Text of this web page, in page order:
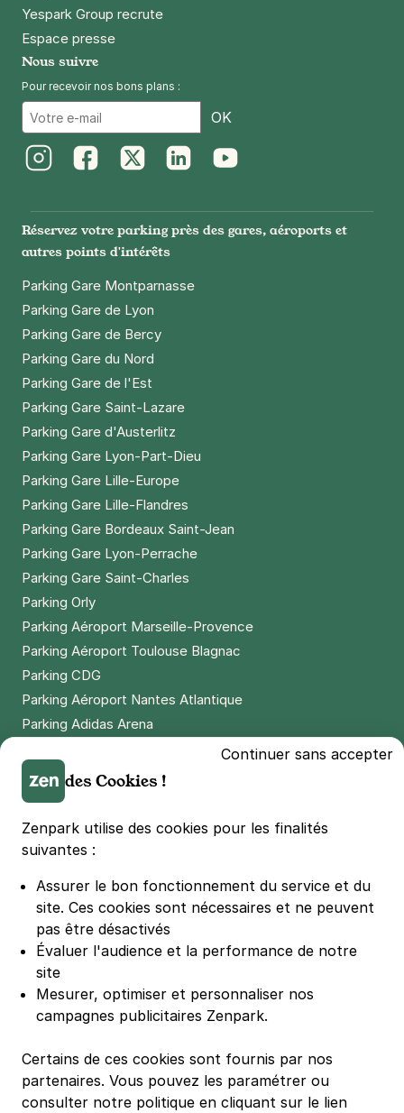
21 rue Duris
3,50 €/heure,25 €/jour,89 €/semaine
Réserver
3 Villa Marces
75011
Réserver
+ Abonnements disponibles
19e
76 avenue Secrétan
75019Paris
4,7(347 avis)
4,50 € /heure ,37 €/jour, 165 €/semaine
Réserver
Paris - Bastille - Roquette Extérieur
33 rue de la Roquette
4 € /heure, 32 €/jour,
+ Abonnements disponibles
Paris - Bastille - Roquette Intérieur
4 €/heure,32 €/jour,100 €/semaine
Réserver
+ Abonnements disponibles
Yespark Group recrute
Espace presse
Nous suivre
Pour recevoir nos bons plans :
OK
Réservez votre parking près des gares, aéroports et
autres points d'intérêts
Parking Gare Montparnasse
Parking Gare de Lyon
Parking Gare de Bercy
Parking Gare du Nord
Parking Gare de l'Est
Parking Gare Saint-Lazare
Parking Gare d'Austerlitz
Parking Gare Lyon-Part-Dieu
Parking Gare Lille-Europe
Parking Gare Lille-Flandres
Parking Gare Bordeaux Saint-Jean
Parking Gare Lyon-Perrache
Parking Gare Saint-Charles
Parking Orly
Parking Aéroport Marseille-Provence
Parking Aéroport Toulouse Blagnac
Parking CDG
Parking Aéroport Nantes Atlantique
Parking Adidas Arena
Parking LDLC Arena
Parking Stade Pierre Mauroy
Parking Groupama Stadium
Parking Vélodrome
Parking Bercy
Parking La Défense Arena
Parking Les 4 temps
Parking Nation
Parking Porte de Versailles
Parking Lille Grand Palais
Parking Casino Barrière Lille
Continuer sans accepter
des Cookies !
Zenpark utilise des cookies pour les finalités
suivantes :
Assurer le bon fonctionnement du service et du
site. Ces cookies sont nécessaires et ne peuvent
pas être désactivés
Évaluer l'audience et la performance de notre
site
Mesurer, optimiser et personnaliser nos
campagnes publicitaires Zenpark.
Certains de ces cookies sont fournis par nos
partenaires. Vous pouvez les paramétrer ou
consulter notre politique en cliquant sur le lien